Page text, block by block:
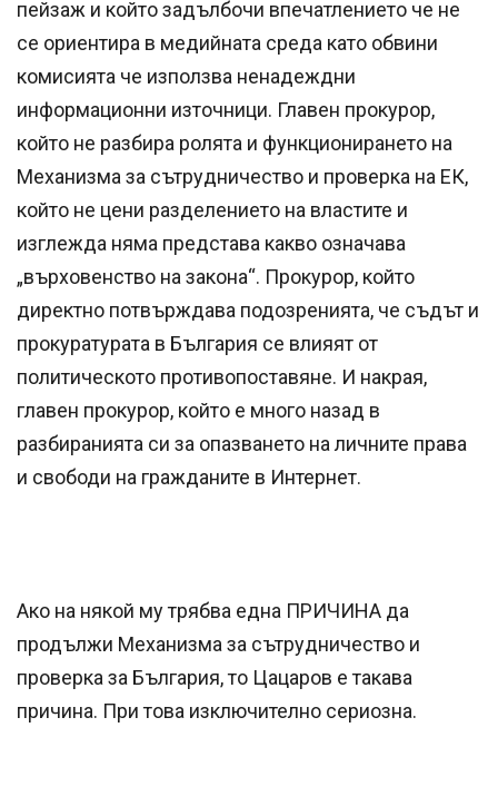
пейзаж и който задълбочи впечатлението че не
се ориентира в медийната среда като обвини
комисията че използва ненадеждни
информационни източници. Главен прокурор,
който не разбира ролята и функционирането на
Механизма за сътрудничество и проверка на ЕК,
който не цени разделението на властите и
изглежда няма представа какво означава
„върховенство на закона“. Прокурор, който
директно потвърждава подозренията, че съдът и
прокуратурата в България се влияят от
политическото противопоставяне. И накрая,
главен прокурор, който е много назад в
разбиранията си за опазването на личните права
и свободи на гражданите в Интернет.
Ако на някой му трябва една ПРИЧИНА да
продължи Механизма за сътрудничество и
проверка за България, то Цацаров е такава
причина. При това изключително сериозна.